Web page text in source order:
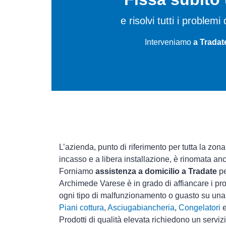
e risolvi tutti i problemi
Interveniamo a
L’azienda, punto di riferimento per tutta la
incasso e a libera installazione, è rinomata
Forniamo assistenza a domicilio a Tradate
Archimede Varese è in grado di affiancare i
ogni tipo di malfunzionamento o guasto su
Piani cottura, Asciugabiancheria, Congelatori
Prodotti di qualità elevata richiedono un